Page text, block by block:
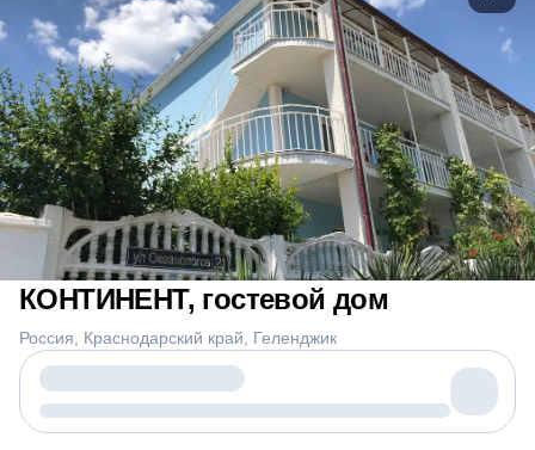
КОНТИНЕНТ, гостевой дом
Россия Краснодарский край Геленджик